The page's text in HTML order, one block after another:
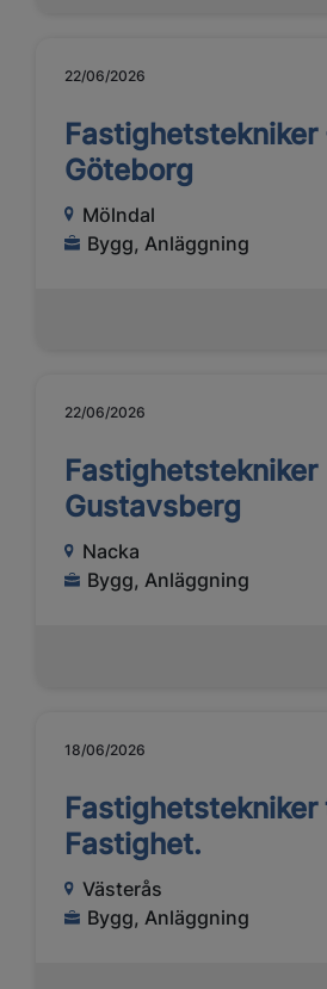
22/06/2026
Fastighetstekniker
Göteborg
Mölndal
Bygg, Anläggning
22/06/2026
Fastighetstekniker
Gustavsberg
Nacka
Bygg, Anläggning
18/06/2026
Fastighetstekniker
Fastighet.
Västerås
Bygg, Anläggning